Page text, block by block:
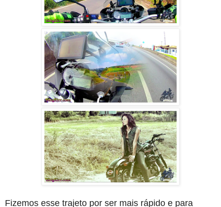
Fizemos esse trajeto por ser mais rápido e para